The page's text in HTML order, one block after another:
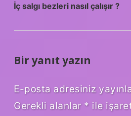
İç salgı bezleri nasıl çalışır ?
Bir yanıt yazın
E-posta adresiniz
Gerekli alanlar * ile